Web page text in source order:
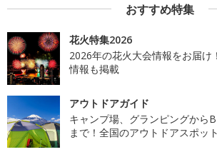
おすすめ特集
花火特集2026
2026年の花火大会情報をお届け
情報も掲載
アウトドアガイド
キャンプ場、グランピングから
まで！全国のアウトドアスポッ